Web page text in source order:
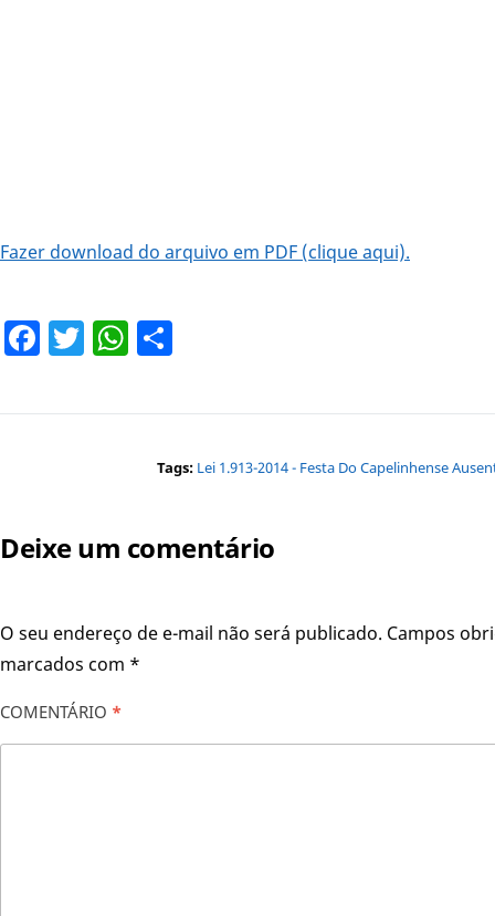
Fazer download do arquivo em PDF (clique aqui).
Facebook
TwitterWhatsApp
Tags: Lei 1.913-2014 - Festa Do Capelinhense
Deixe um comentário
O seu endereço de e-mail não será publicado. Campos
marcados com *
COMENTÁRIO *